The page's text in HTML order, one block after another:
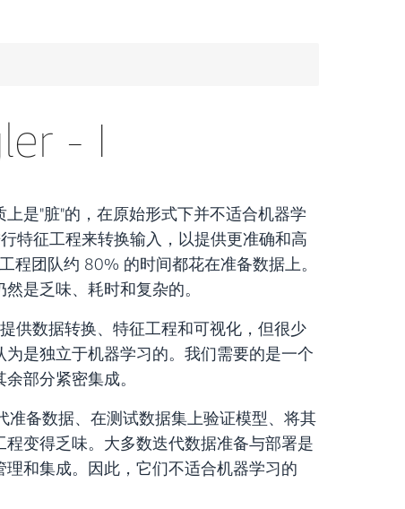
- I
是"脏"的，在原始形式下并不适合机器学
特征工程来转换输入，以提供更准确和高
团队约 80% 的时间都花在准备数据上。
是乏味、耗时和复杂的。
供数据转换、特征工程和可视化，但很少
是独立于机器学习的。我们需要的是一个
部分紧密集成。
准备数据、在测试数据集上验证模型、将其
变得乏味。大多数迭代数据准备与部署是
和集成。因此，它们不适合机器学习的